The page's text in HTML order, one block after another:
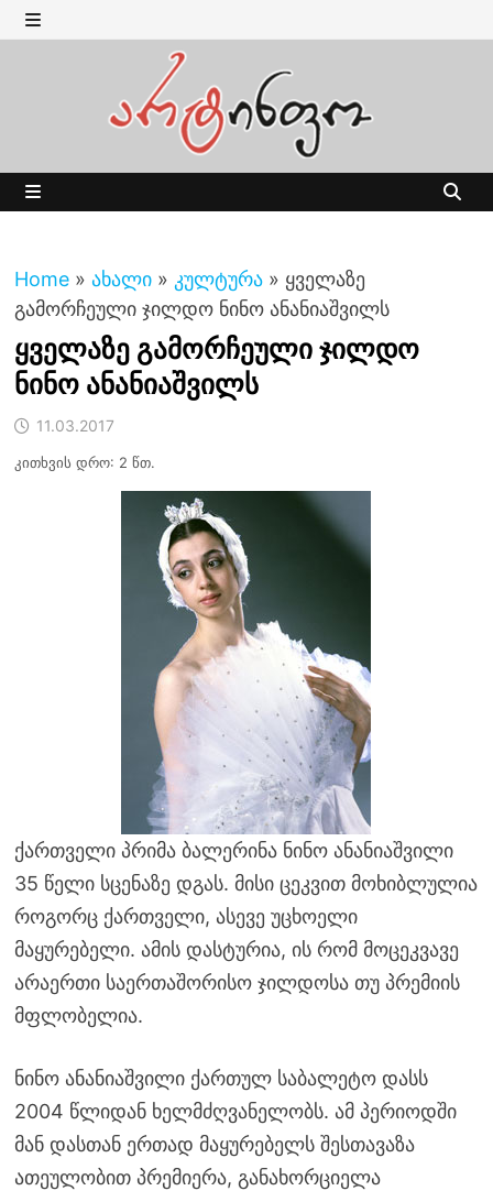
Skip
to MENU
Home » ახალი » კულტურა » ყველაზე
გამორჩეული ჯილდო ნინო ანანიაშვილს
ყველაზე გამორჩეული ჯილდო
ნინო ანანიაშვილს
11.03.2017
კითხვის დრო: 2 წთ.
ქართველი პრიმა ბალერინა ნინო ანანიაშვილი
35 წელი სცენაზე დგას. მისი ცეკვით მოხიბლულია
როგორც ქართველი, ასევე უცხოელი
მაყურებელი. ამის დასტურია, ის რომ მოცეკვავე
არაერთი საერთაშორისო ჯილდოსა თუ პრემიის
მფლობელია.
ნინო ანანიაშვილი ქართულ საბალეტო დასს
2004 წლიდან ხელმძღვანელობს. ამ პერიოდში
მან დასთან ერთად მაყურებელს შესთავაზა
ათეულობით პრემიერა, განახორციელა